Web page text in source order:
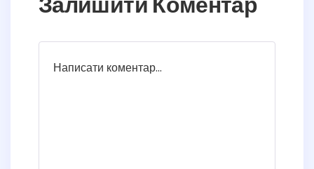
Залишити Коментар